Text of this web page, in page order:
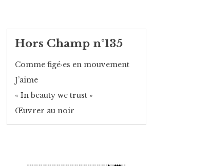
Hors Champ n°135
Comme figé·es en mouvement
J’aime
« In beauty we trust »
Œuvrer au noir